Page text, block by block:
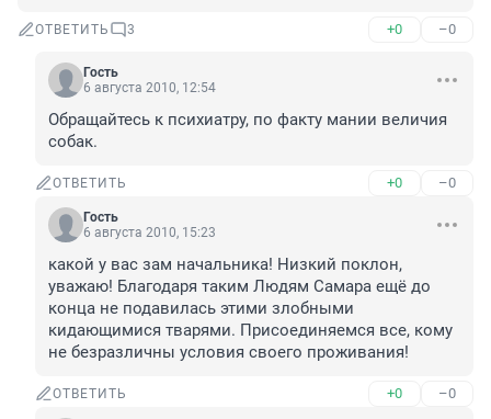
ОТВЕТИТЬ 3 +0 –0
Гость
6 августа 2010, 12:54
Обращайтесь к психиатру, по факту мании величия
собак.
ОТВЕТИТЬ +0 –0
Гость
6 августа 2010, 15:23
какой у вас зам начальника! Низкий поклон,
уважаю! Благодаря таким Людям Самара ещё до
конца не подавилась этими злобными
кидающимися тварями. Присоединяемся все, кому
не безразличны условия своего проживания!
ОТВЕТИТЬ +0 –0